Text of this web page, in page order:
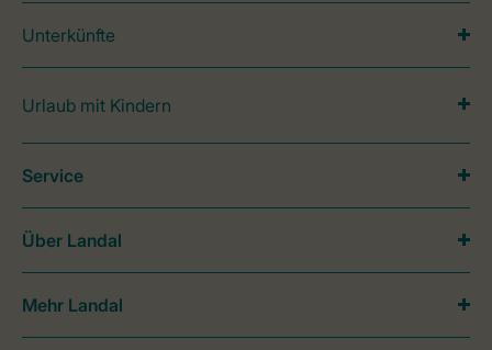
Unterkünfte
Urlaub mit Kindern
Service
Über Landal
Mehr Landal